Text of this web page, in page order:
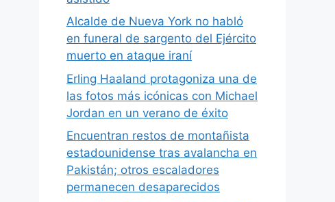
Alcalde de Nueva York no habló
en funeral de sargento del Ejército
muerto en ataque iraní
Erling Haaland protagoniza una de
las fotos más icónicas con Michael
Jordan en un verano de éxito
Encuentran restos de montañista
estadounidense tras avalancha en
Pakistán; otros escaladores
permanecen desaparecidos